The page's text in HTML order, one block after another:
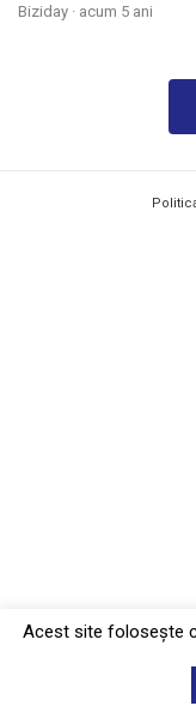
Biziday · acum 5 ani
Acest site foloseşte